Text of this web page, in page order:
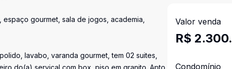
gourmet, sala de jogos, academia,
lavabo, varanda gourmet, tem 02 suites,
do(a) serviçal com box, piso em granito. Apto
Valor venda
R$
Condomínio